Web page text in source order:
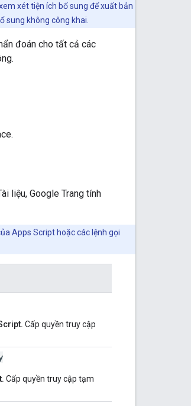
xét tiện ích bổ sung để xuất bản
sung không công khai.
đoán cho tất cả các
liệu, Google Trang tính
Apps Script hoặc các lệnh gọi
Cấp quyền truy cập
Cấp quyền truy cập tạm